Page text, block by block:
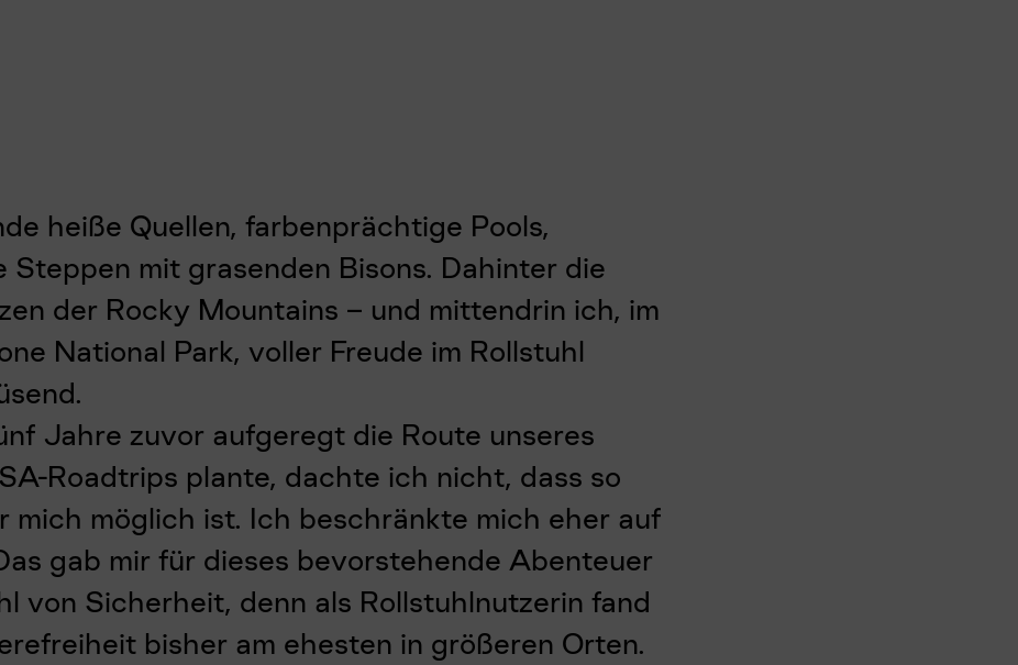
heiße Quellen, farbenprächtige Pools,
Steppen mit grasenden Bisons. Dahinter die
der Rocky Mountains – und mittendrin ich, im
National Park, voller Freude im Rollstuhl
Jahre zuvor aufgeregt die Route unseres
Roadtrips plante, dachte ich nicht, dass so
mich möglich ist. Ich beschränkte mich eher auf
gab mir für dieses bevorstehende Abenteuer
von Sicherheit, denn als Rollstuhlnutzerin fand
bisher am ehesten in größeren Orten.